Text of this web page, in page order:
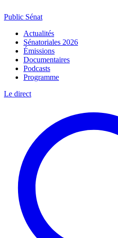
Public Sénat
Actualités
Sénatoriales 2026
Émissions
Documentaires
Podcasts
Programme
Le direct